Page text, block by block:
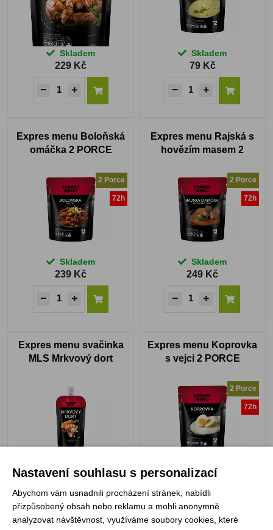
Skladem
229 Kč
Skladem
79 Kč
Expres menu Boloňská
omáčka 2 PORCE
2 Porce
72h
Skladem
239 Kč
Expres menu Rajská s
hovězím masem 2
2 Porce
72h
Skladem
249 Kč
Expres menu svačinka
MLS Mrkvový dort
Skladem
Expres menu Koprovka
s vejci 2 PORCE
2 Porce
72h
Skladem
Nastavení souhlasu s personalizací
Abychom vám usnadnili procházení stránek, nabídli
přizpůsobený obsah nebo reklamu a mohli anonymně
analyzovat návštěvnost, využíváme soubory cookies, které